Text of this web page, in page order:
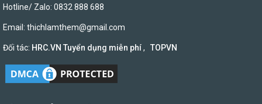
Hotline/ Zalo: 0832 888 688
Email: thichlamthem@gmail.com
Đối tác: HRC.VN Tuyển dụng miễn phí, TOPVN